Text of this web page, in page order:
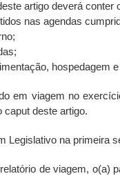
artigo deverá conter
nas agendas
hospedagem
em viagem no
caput deste artigo.
Legislativo na primeira
de viagem, o(a)